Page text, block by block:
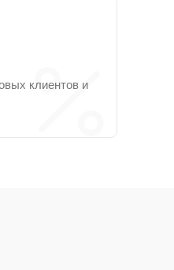
клиентов и